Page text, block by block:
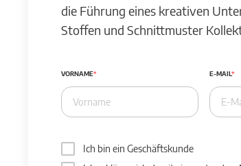
die Führung eines kreativen
Stoffen und Schnittmuster
VORNAME E-MAIL
Ich bin ein Geschäftskunde